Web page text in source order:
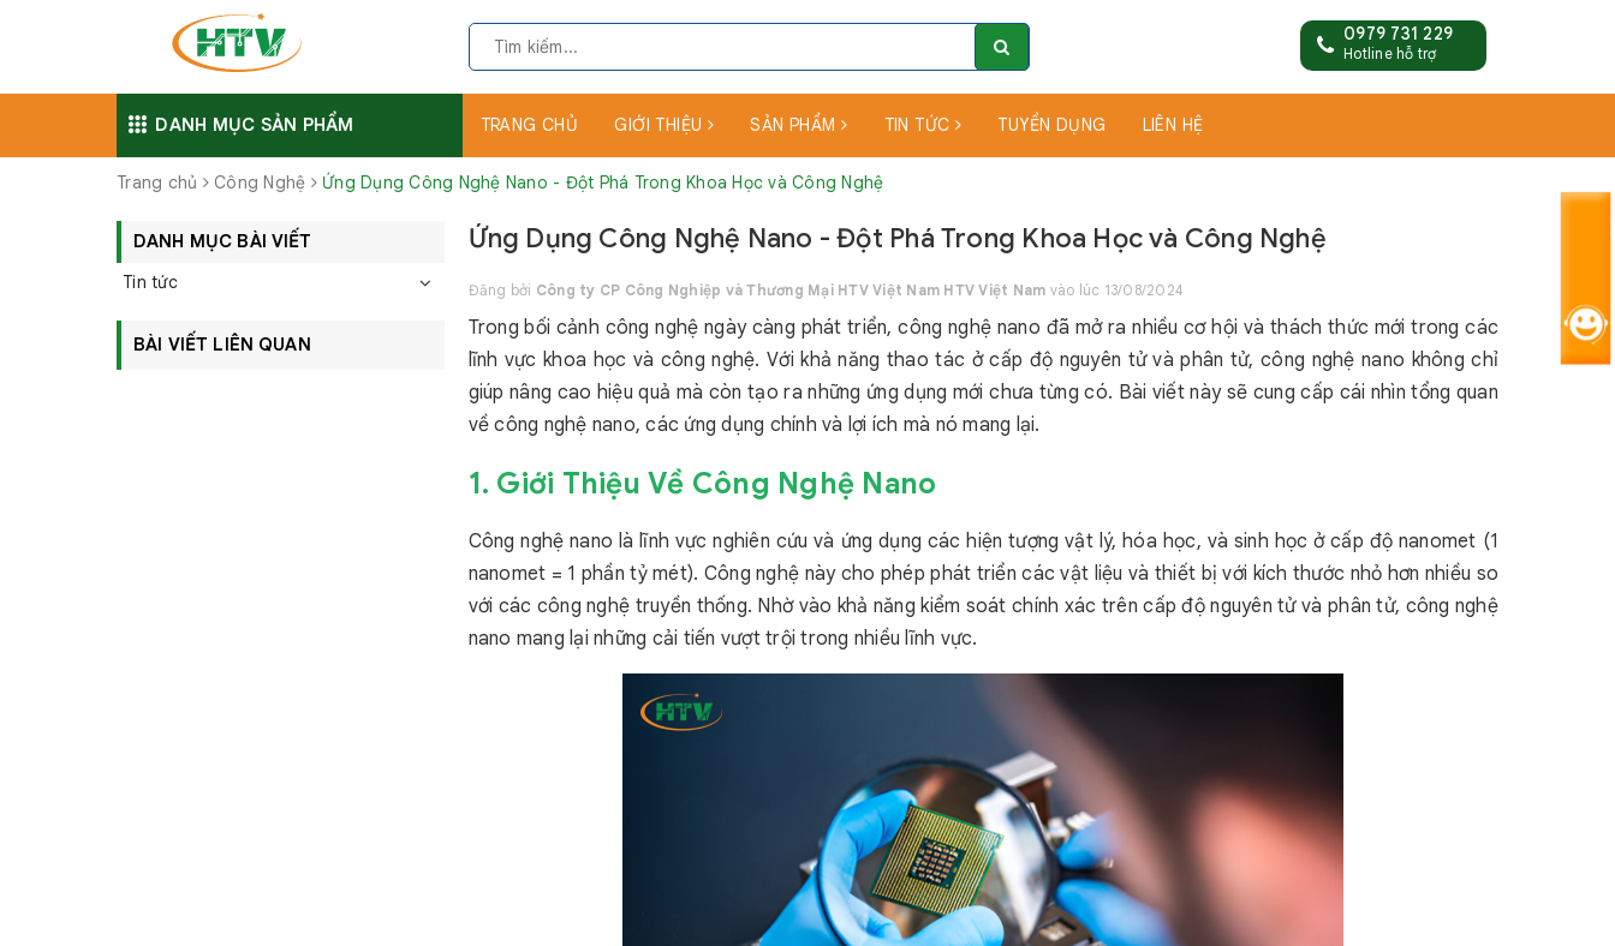
0979 731 229
Hotline hỗ trợ
DANH MỤC SẢN PHẨM TRANG CHỦ GIỚI THIỆU SẢN PHẨM TIN TỨC TUYỂN DỤNG LIÊN HỆ
Trang chủ Công Nghệ Ứng Dụng Công Nghệ Nano - Đột Phá Trong Khoa Học và Công Nghệ
Ứng Dụng Công Nghệ Nano - Đột Phá Trong Khoa Học và Công Nghệ
Đăng bởi Công ty CP Công Nghiệp và Thương Mại HTV Việt Nam HTV Việt Nam vào lúc 13/08/2024
Trong bối cảnh công nghệ ngày càng phát triển, công nghệ nano đã mở ra nhiều cơ hội và thách thức mới trong các
lĩnh vực khoa học và công nghệ. Với khả năng thao tác ở cấp độ nguyên tử và phân tử, công nghệ nano không chỉ
giúp nâng cao hiệu quả mà còn tạo ra những ứng dụng mới chưa từng có. Bài viết này sẽ cung cấp cái nhìn tổng quan
về công nghệ nano, các ứng dụng chính và lợi ích mà nó mang lại.
1. Giới Thiệu Về Công Nghệ Nano
Công nghệ nano là lĩnh vực nghiên cứu và ứng dụng các hiện tượng vật lý, hóa học, và sinh học ở cấp độ nanomet (1
nanomet = 1 phần tỷ mét). Công nghệ này cho phép phát triển các vật liệu và thiết bị với kích thước nhỏ hơn nhiều so
với các công nghệ truyền thống. Nhờ vào khả năng kiểm soát chính xác trên cấp độ nguyên tử và phân tử, công nghệ
nano mang lại những cải tiến vượt trội trong nhiều lĩnh vực.
DANH MỤC BÀI VIẾT
Tin tức
BÀI VIẾT LIÊN QUAN